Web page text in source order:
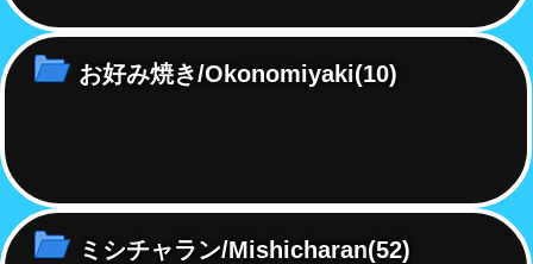
お好み焼き/Okonomiyaki(10)
ミシチャラン/Mishicharan(52)